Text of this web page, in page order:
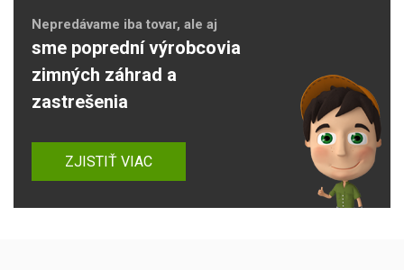
Nepredávame iba tovar, ale aj
sme poprední výrobcovia
zimných záhrad a
zastrešenia
ZJISTIŤ VIAC